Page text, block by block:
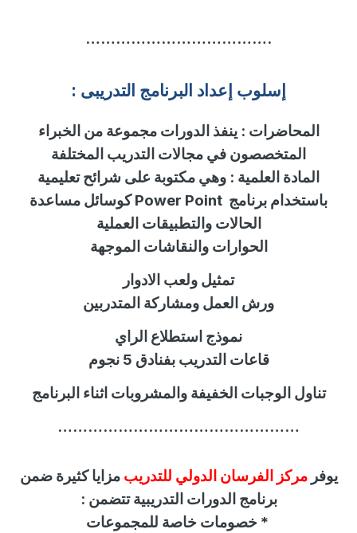
……………………………….
إسلوب عداد البرنامج التدريبى :
المحاضرات: ينفذ الدورات مجموعة من الخبراء
المتخصصون في مجالات التدريب المختلفة
المادة العلمية:
وهي مكتوبة على شرائح تعليمية
باستخدام برنامج Power Point كوسائل مساعدة
الحالات والتطبيقات العملية
الحوارات والنقاشات الموجهة
تمثيل ولعب الادوار
ورش العمل ومشاركة المتدربين
نموذج استطلاع الراي
قاعات التدريب بفنادق 5 نجوم
تناول الوجبات الخفيفة والمشروبات اثناء البرنامج
…………………………………………
يوفر مركز الفرسان الدولي للتدريب مزايا كثيرة ضمن
برنامج الدورات التدريبية تتضمن :
* خصومات خاصة للمجموعات